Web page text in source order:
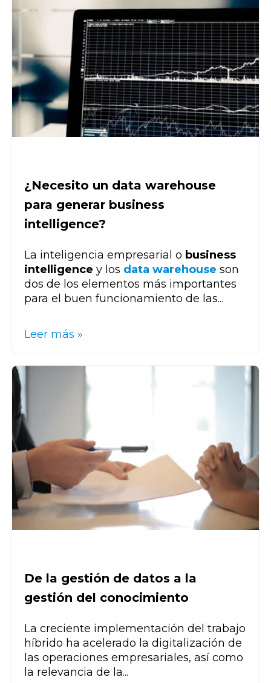
¿Necesito un data warehouse
para generar business
intelligence?
La inteligencia empresarial o business
intelligence y los data warehouse son
dos de los elementos más importantes
para el buen funcionamiento de las...
Leer más »
De la gestión de datos a la
gestión del conocimiento
La creciente implementación del trabajo
híbrido ha acelerado la digitalización de
las operaciones empresariales, así como
la relevancia de la...